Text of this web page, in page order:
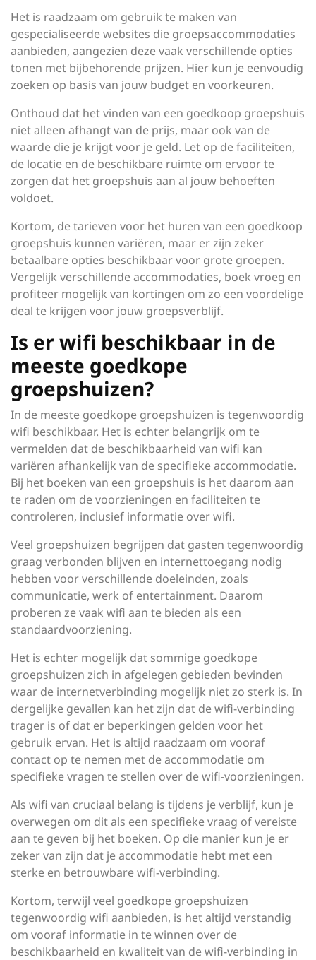
Het is raadzaam om gebruik te maken van
gespecialiseerde websites die groepsaccommodaties
aanbieden, aangezien deze vaak verschillende opties
tonen met bijbehorende prijzen. Hier kun je eenvoudig
zoeken op basis van jouw budget en voorkeuren.
Onthoud dat het vinden van een goedkoop groepshuis
niet alleen afhangt van de prijs, maar ook van de
waarde die je krijgt voor je geld. Let op de faciliteiten,
de locatie en de beschikbare ruimte om ervoor te
zorgen dat het groepshuis aan al jouw behoeften
voldoet.
Kortom, de tarieven voor het huren van een goedkoop
groepshuis kunnen variëren, maar er zijn zeker
betaalbare opties beschikbaar voor grote groepen.
Vergelijk verschillende accommodaties, boek vroeg en
profiteer mogelijk van kortingen om zo een voordelige
deal te krijgen voor jouw groepsverblijf.
Is er wifi beschikbaar in de
meeste goedkope
groepshuizen?
In de meeste goedkope groepshuizen is tegenwoordig
wifi beschikbaar. Het is echter belangrijk om te
vermelden dat de beschikbaarheid van wifi kan
variëren afhankelijk van de specifieke accommodatie.
Bij het boeken van een groepshuis is het daarom aan
te raden om de voorzieningen en faciliteiten te
controleren, inclusief informatie over wifi.
Veel groepshuizen begrijpen dat gasten tegenwoordig
graag verbonden blijven en internettoegang nodig
hebben voor verschillende doeleinden, zoals
communicatie, werk of entertainment. Daarom
proberen ze vaak wifi aan te bieden als een
standaardvoorziening.
Het is echter mogelijk dat sommige goedkope
groepshuizen zich in afgelegen gebieden bevinden
waar de internetverbinding mogelijk niet zo sterk is. In
dergelijke gevallen kan het zijn dat de wifi-verbinding
trager is of dat er beperkingen gelden voor het
gebruik ervan. Het is altijd raadzaam om vooraf
contact op te nemen met de accommodatie om
specifieke vragen te stellen over de wifi-voorzieningen.
Als wifi van cruciaal belang is tijdens je verblijf, kun je
overwegen om dit als een specifieke vraag of vereiste
aan te geven bij het boeken. Op die manier kun je er
zeker van zijn dat je accommodatie hebt met een
sterke en betrouwbare wifi-verbinding.
Kortom, terwijl veel goedkope groepshuizen
tegenwoordig wifi aanbieden, is het altijd verstandig
om vooraf informatie in te winnen over de
beschikbaarheid en kwaliteit van de wifi-verbinding in